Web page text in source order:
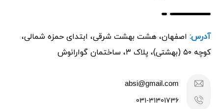
آدرس: اصفهان، هشت بهشت شرقی، ابتدای حمزه شمالی،
کوچه ۵۰ (بهشتی)، پلاک ۳، ساختمان گوارانوش
absi@gmail.com
031-31301736